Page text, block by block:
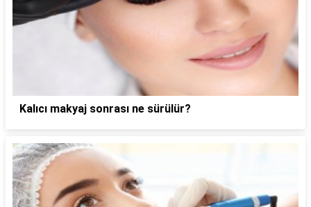
Kalıcı makyaj sonrası ne sürülür?